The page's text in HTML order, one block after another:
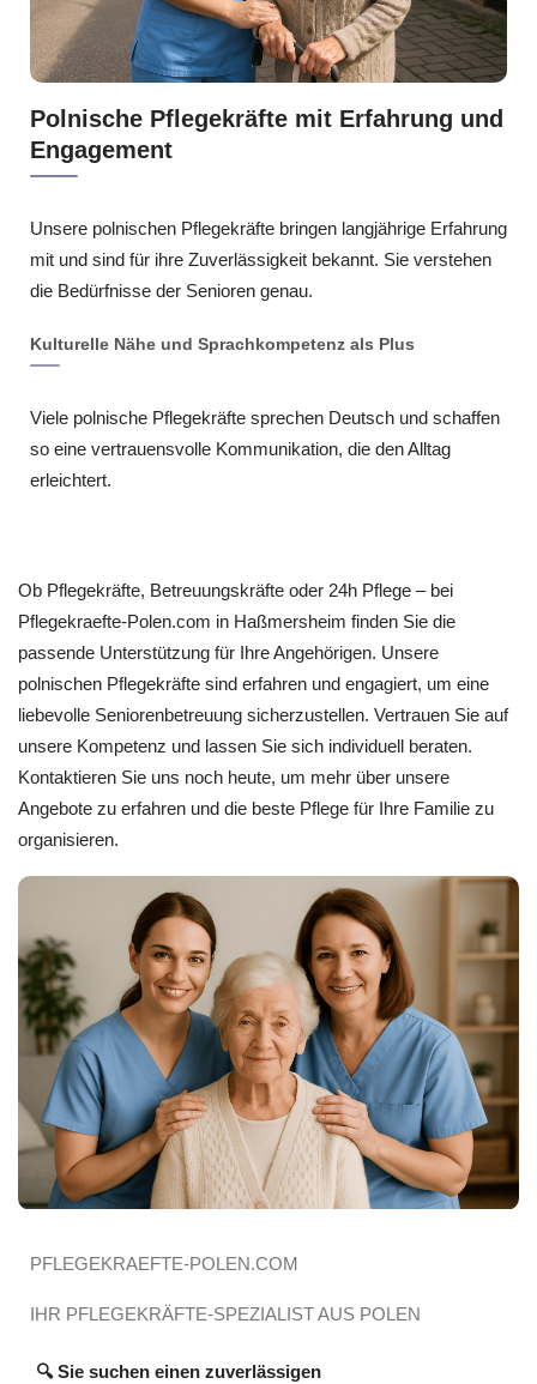
Polnische Pflegekräfte mit Erfahrung und
Engagement
Unsere polnischen Pflegekräfte bringen langjährige Erfahrung
mit und sind für ihre Zuverlässigkeit bekannt. Sie verstehen
die Bedürfnisse der Senioren genau.
Kulturelle Nähe und Sprachkompetenz als Plus
Viele polnische Pflegekräfte sprechen Deutsch und schaffen
so eine vertrauensvolle Kommunikation, die den Alltag
erleichtert.
Ob Pflegekräfte, Betreuungskräfte oder 24h Pflege – bei
Pflegekraefte-Polen.com in Haßmersheim finden Sie die
passende Unterstützung für Ihre Angehörigen. Unsere
polnischen Pflegekräfte sind erfahren und engagiert, um eine
liebevolle Seniorenbetreuung sicherzustellen. Vertrauen Sie auf
unsere Kompetenz und lassen Sie sich individuell beraten.
Kontaktieren Sie uns noch heute, um mehr über unsere
Angebote zu erfahren und die beste Pflege für Ihre Familie zu
organisieren.
PFLEGEKRAEFTE-POLEN.COM
IHR PFLEGEKRÄFTE-SPEZIALIST AUS POLEN
🔍 Sie suchen einen zuverlässigen